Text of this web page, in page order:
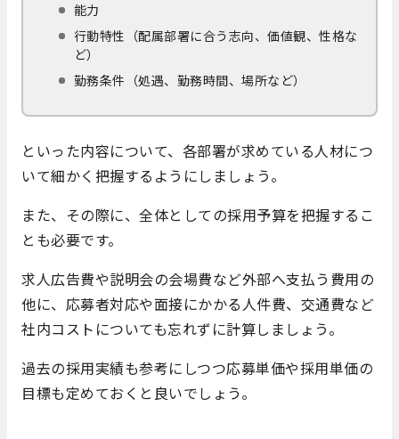
能力
行動特性（配属部署に合う志向、価値観、性格な
ど）
勤務条件（処遇、勤務時間、場所など）
といった内容について、各部署が求めている人材につ
いて細かく把握するようにしましょう。
また、その際に、全体としての採用予算を把握するこ
とも必要です。
求人広告費や説明会の会場費など外部へ支払う費用の
他に、応募者対応や面接にかかる人件費、交通費など
社内コストについても忘れずに計算しましょう。
過去の採用実績も参考にしつつ応募単価や採用単価の
目標も定めておくと良いでしょう。